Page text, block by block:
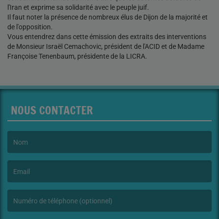
l'Iran et exprime sa solidarité avec le peuple juif.
Il faut noter la présence de nombreux élus de Dijon de la majorité et
de l'opposition.
Vous entendrez dans cette émission des extraits des interventions
de Monsieur Israël Cemachovic, président de l'ACID et de Madame
Françoise Tenenbaum, présidente de la LICRA.
NOUS CONTACTER